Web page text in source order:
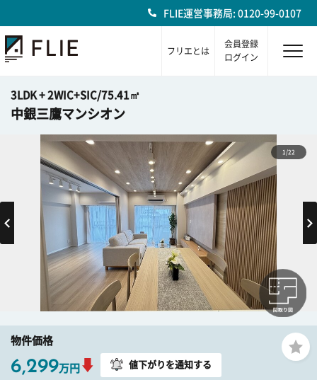
FLIE運営事務局: 0120-99-0107
フリエとは
会員登録
ログイン
3LDK + 2WIC+SIC/75.41㎡
中銀三鷹マンシオン
1/22
物件価格
6,299万円 値下がりを通知する